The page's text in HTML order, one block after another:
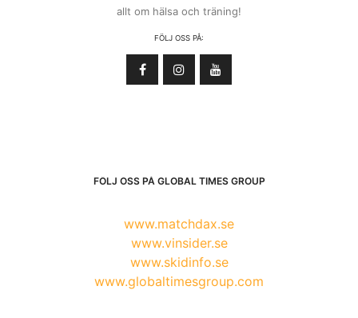
allt om hälsa och träning!
FÖLJ OSS PÅ:
FÖLJ OSS PÅ GLOBAL TIMES GROUP
www.matchdax.se
www.vinsider.se
www.skidinfo.se
www.globaltimesgroup.com